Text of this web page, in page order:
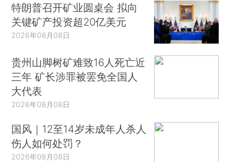
特朗普召开矿业圆桌会 拟向
关键矿产投资超20亿美元
2026年08月08日
贵州山脚树矿难致16人死亡近
三年 矿长涉罪被罢免全国人
大代表
2026年08月08日
国风｜12至14岁未成年人杀人
伤人如何处罚？
2026年08月08日